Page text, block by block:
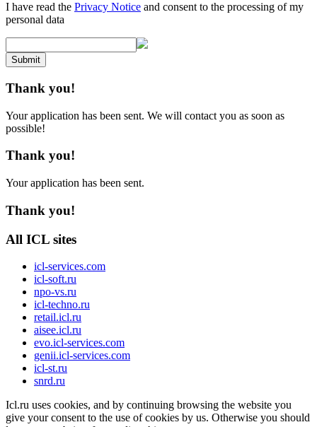
I have read the Privacy Notice and consent to the processing of my
personal data
Submit
Thank you!
Your application has been sent. We will contact you as soon as
possible!
Thank you!
Your application has been sent.
Thank you!
All ICL sites
icl-services.com
icl-soft.ru
npo-vs.ru
icl-techno.ru
retail.icl.ru
aisee.icl.ru
evo.icl-services.com
genii.icl-services.com
icl-st.ru
snrd.ru
Icl.ru uses cookies, and by continuing browsing the website you
give your consent to the use of cookies by us. Otherwise you should